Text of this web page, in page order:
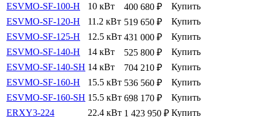
ESVMO-SF-100-H
10 кВт 400 680 ₽
Купить
ESVMO-SF-120-H
11.2 кВт 519 650 ₽
Купить
ESVMO-SF-125-H
12.5 кВт 431 000 ₽
Купить
ESVMO-SF-140-H
14 кВт 525 800 ₽
Купить
ESVMO-SF-140-SH 14 кВт 704 210 ₽
Купить
ESVMO-SF-160-H
15.5 кВт 536 560 ₽
Купить
ESVMO-SF-160-SH 15.5 кВт 698 170 ₽
Купить
ERXY3-224
22.4 кВт 1 423 950 ₽ Купить